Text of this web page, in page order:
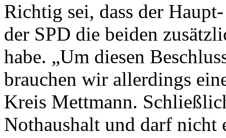
Richtig sei, dass der
der SPD die beiden
habe. „Um diesen
brauchen wir allerdings
Kreis Mettmann.
Nothaushalt und darf nicht